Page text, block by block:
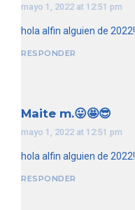
mayo 1, 2022 at 12:51 pm
hola alfin alguien de
RESPONDER
Maite m.😛🤩😎
mayo 1, 2022 at 12:51 pm
hola alfin alguien de
RESPONDER